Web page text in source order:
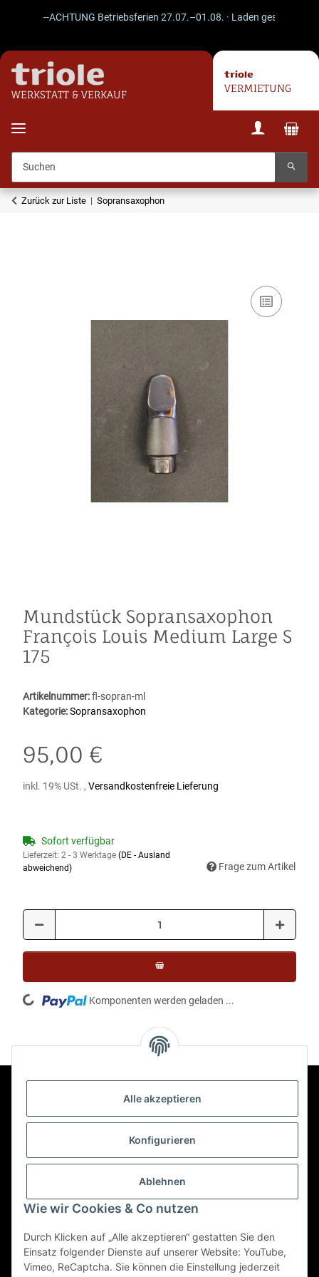
Alle akzeptieren
Konfigurieren
Ablehnen
Wie wir Cookies & Co nutzen
Durch Klicken auf „Alle akzeptieren“ gestatten Sie den
Einsatz folgender Dienste auf unserer Website: YouTube,
Vimeo, ReCaptcha. Sie können die Einstellung jederzeit
--ACHTUNG Betriebsferien 27.07.–01.08. · Laden geschlossen
WERKSTATT & VERKAUF
VERMIETUNG
Zurück zur Liste Sopransaxophon
Mundstück Sopransaxophon
François Louis Medium Large S
175
Artikelnummer:fl-sopran-ml
Kategorie:Sopransaxophon
95,00 €
inkl. 19% USt. , Versandkostenfreie Lieferung
Sofort verfügbar
Lieferzeit: 2 - 3 Werktage (DE - Ausland
abweichend)
Frage zum Artikel
Loading... Komponenten werden geladen ...
Informationen
Mehr über